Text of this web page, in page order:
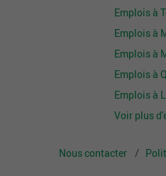
Emplois à
Emplois à
Emplois à
Emplois à
Emplois à
Voir plus
Nous contacter